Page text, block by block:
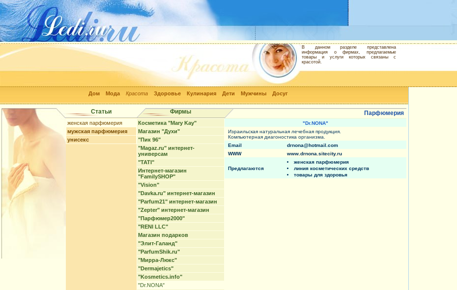
Дом Мода Красота Здоровье Кулинария Дети Мужчины Досуг
В данном разделе представлена
информация о фирмах, предлагаемые
товары и услуги которых связаны с
красотой.
Статьи Фирмы Парфюмерия
женская парфюмерия
мужская парфюмерия
унисекс
Косметика "Mary Kay"
Магазин "Духи"
"Пик 96"
"Magaz.ru" интернет-
универсам
"TATI"
Интернет-магазин
"FamilySHOP"
"Vision"
"Davka.ru" интернет-магазин
"Parfum21" интернет-магазин
"Zepter" интернет-магазин
"Парфюмер2000"
"RENI LLC"
Магазин подарков
"Элит-Галанд"
"ParfumShik.ru"
"Мирра-Люкс"
"Dermajetics"
"Kosmetics.info"
"Dr.NONA"
"Dr.NONA"
Израильская натуральная лечебная продукция.
Компьютерная диагоностика организма.
Email
drnona@hotmail.com
WWW
www.drnona.sitecity.ru
Предлагаются
женская парфюмерия
линия косметических средств
товары для здоровья